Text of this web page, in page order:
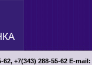
+7(343) 288-55-62 Е-mail: